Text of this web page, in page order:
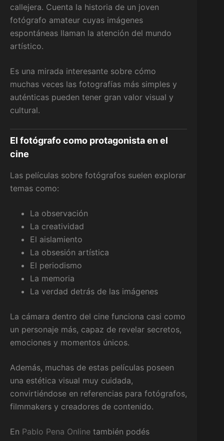
callejera. Cuenta la historia de un joven
fotógrafo amateur cuyas imágenes
espontáneas llaman la atención del mundo
artístico.
Es una mirada interesante sobre cómo
muchas veces las fotografías más simples y
auténticas pueden tener gran valor visual y
cultural.
El fotógrafo como protagonista en el
cine
Las películas sobre fotógrafos suelen explorar
temas como:
La observación
La creatividad
El aislamiento
La obsesión artística
El periodismo
La memoria
La verdad detrás de las imágenes
La cámara dentro del cine funciona casi como
un personaje más, capaz de revelar secretos,
emociones y momentos únicos.
Además, muchas de estas películas poseen
una estética visual muy cuidada,
convirtiéndose en referencias para fotógrafos,
filmmakers y creadores de contenido.
En Pablo Pena Online también podés